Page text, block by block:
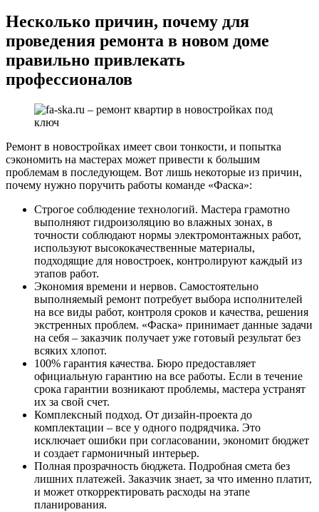
Несколько причин, почему для
проведения ремонта в новом доме
правильно привлекать
профессионалов
Ремонт в новостройках имеет свои тонкости, и попытка
сэкономить на мастерах может привести к большим
проблемам в последующем. Вот лишь некоторые из причин,
почему нужно поручить работы команде «Фаска»:
Строгое соблюдение технологий. Мастера грамотно
выполняют гидроизоляцию во влажных зонах, в
точности соблюдают нормы электромонтажных работ,
используют высококачественные материалы,
подходящие для новостроек, контролируют каждый из
этапов работ.
Экономия времени и нервов. Самостоятельно
выполняемый ремонт потребует выбора исполнителей
на все виды работ, контроля сроков и качества, решения
экстренных проблем. «Фаска» принимает данные задачи
на себя – заказчик получает уже готовый результат без
всяких хлопот.
100% гарантия качества. Бюро предоставляет
официальную гарантию на все работы. Если в течение
срока гарантии возникают проблемы, мастера устранят
их за свой счет.
Комплексный подход. От дизайн-проекта до
комплектации – все у одного подрядчика. Это
исключает ошибки при согласовании, экономит бюджет
и создает гармоничный интерьер.
Полная прозрачность бюджета. Подробная смета без
лишних платежей. Заказчик знает, за что именно платит,
и может откорректировать расходы на этапе
планирования.